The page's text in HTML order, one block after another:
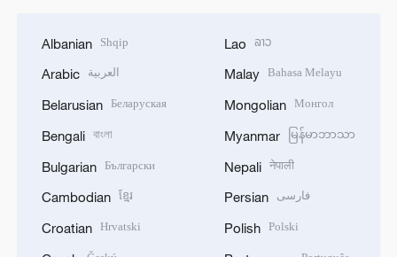
Albanian Shqip
Arabic العربية
Belarusian Беларуская
Bengali বাংলা
Bulgarian Български
Cambodian ខ្មែរ
Croatian Hrvatski
Lao ລາວ
Malay Bahasa Melayu
Mongolian Монгол
Myanmar မြန်မာဘာသာ
Nepali नेपाली
Persian فارسی
Polish Polski